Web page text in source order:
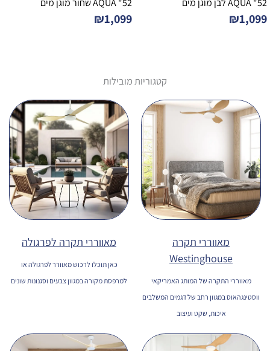
52" AQUA לבן מוגן מים
₪1,099
52" AQUA שחור מוגן מים
₪1,099
קטגוריות מובילות
מאווררי תקרה
Westinghouse
מאווררי התקרה של המותג האמריקאי
ווסטינגהאוס במגוון רחב של דגמים המשלבים
איכות, שקט ועיצוב
מאווררי תקרה לפרגולה
כאן תוכלו לרכוש מאוורר לפרגולה או
למרפסת מקורה במגוון צבעים וסגנונות שונים